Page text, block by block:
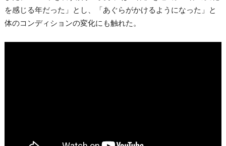
を感じる年だった」とし、「あぐらがかけるようになった」と
体のコンディションの変化にも触れた。